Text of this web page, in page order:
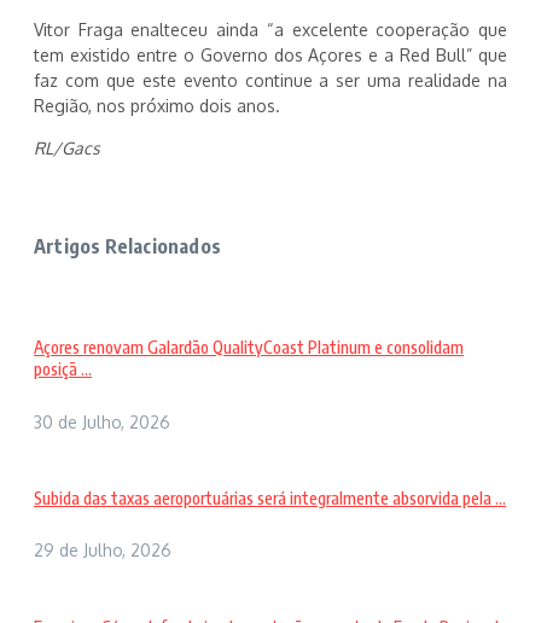
Vitor Fraga enalteceu ainda “a excelente cooperação que
tem existido entre o Governo dos Açores e a Red Bull” que
faz com que este evento continue a ser uma realidade na
Região, nos próximo dois anos.
RL/Gacs
Artigos Relacionados
Açores renovam Galardão QualityCoast Platinum e consolidam
posiçã ...
30 de Julho, 2026
Subida das taxas aeroportuárias será integralmente absorvida pela ...
29 de Julho, 2026